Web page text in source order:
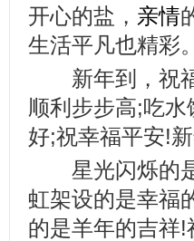
开心的盐， 亲情
生活平凡也精彩
新年到，祝福
顺利步步高;吃
好;祝幸福平安!
星光闪烁的
虹架设的是幸福
的是羊年的吉祥!